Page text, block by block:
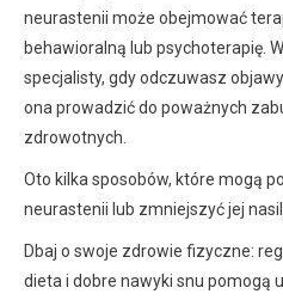
neurastenii może obejmować
behawioralną lub psychoterapię.
specjalisty, gdy odczuwasz
ona prowadzić do poważnych
zdrowotnych.
Oto kilka sposobów, które mogą
neurastenii lub zmniejszyć jej
Dbaj o swoje zdrowie fizyczne:
dieta i dobre nawyki snu pomogą